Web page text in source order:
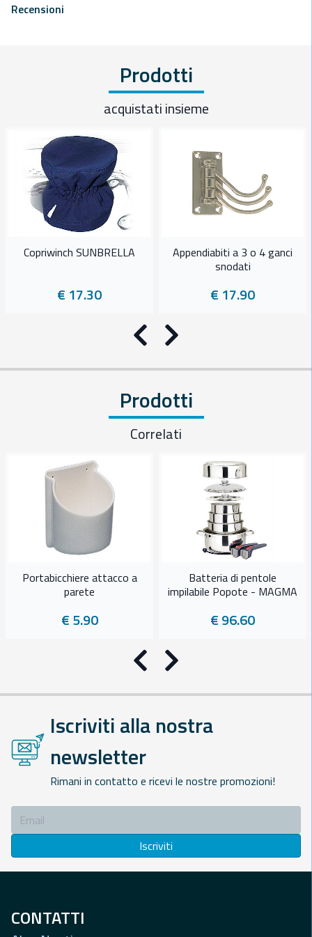
Recensioni
Prodotti
acquistati insieme
Copriwinch SUNBRELLA
€ 17.30
Appendiabiti a 3 o 4 ganci
snodati
€ 17.90
Precedente
Successivo
Prodotti
Correlati
Portabicchiere attacco a
parete
€ 5.90
Batteria di pentole
impilabile Popote - MAGMA
€ 96.60
Precedente
Successivo
Iscriviti alla nostra
newsletter
Rimani in contatto e ricevi le nostre promozioni!
Iscriviti
CONTATTI